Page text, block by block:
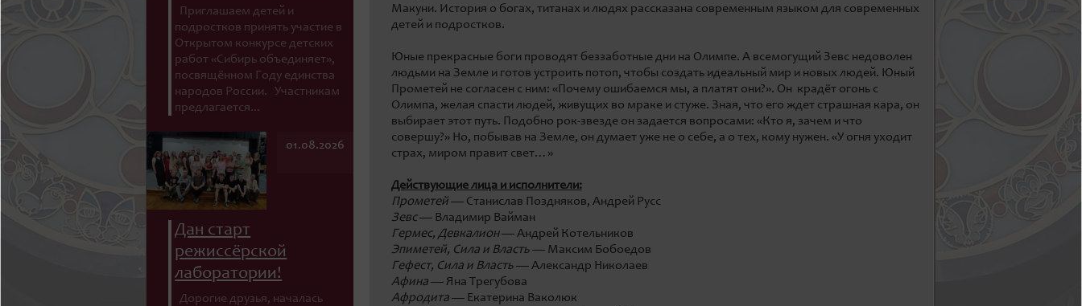
Приглашаем детей и
подростков принять участие в
Открытом конкурсе детских
работ «Сибирь объединяет»,
посвящённом Году единства
народов России. Участникам
предлагается...
01.08.2026
Дан старт
режиссёрской
лаборатории!
Дорогие друзья, началась
Макуни. История о богах, титанах и людях рассказана современным языком для современных
детей и подростков.
Юные прекрасные боги проводят беззаботные дни на Олимпе. А всемогущий Зевс недоволен
людьми на Земле и готов устроить потоп, чтобы создать идеальный мир и новых людей. Юный
Прометей не согласен с ним: «Почему ошибаемся мы, а платят они?». Он крадёт огонь с
Олимпа, желая спасти людей, живущих во мраке и стуже. Зная, что его ждет страшная кара, он
выбирает этот путь. Подобно рок-звезде он задается вопросами: «Кто я, зачем и что
совершу?» Но, побывав на Земле, он думает уже не о себе, а о тех, кому нужен. «У огня уходит
страх, миром правит свет…»
Действующие лица и исполнители:
Прометей— Станислав Поздняков, Андрей Русс
Зевс— Владимир Вайман
Гермес, Девкалион— Андрей Котельников
Эпиметей, Сила и Власть— Максим Бобоедов
Гефест, Сила и Власть— Александр Николаев
Афина— Яна Трегубова
Афродита— Екатерина Ваколюк